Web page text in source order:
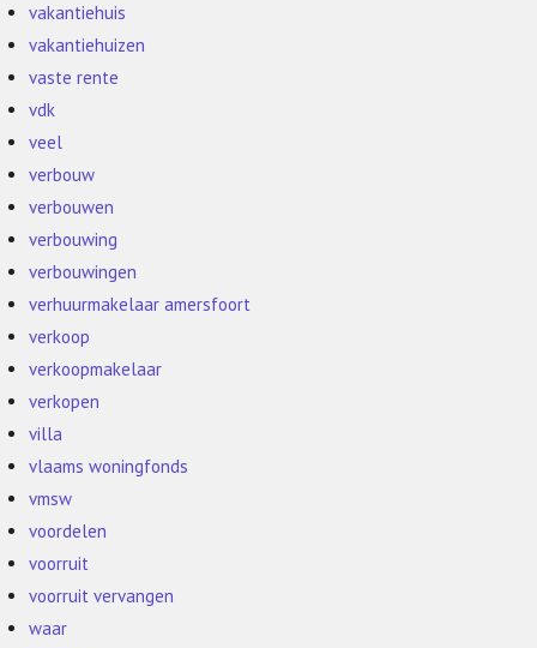
vakantiehuis
vakantiehuizen
vaste rente
vdk
veel
verbouw
verbouwen
verbouwing
verbouwingen
verhuurmakelaar amersfoort
verkoop
verkoopmakelaar
verkopen
villa
vlaams woningfonds
vmsw
voordelen
voorruit
voorruit vervangen
waar